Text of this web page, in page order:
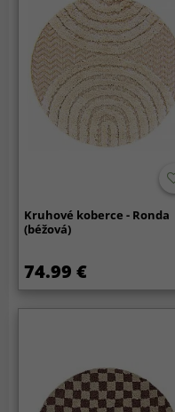
Kruhové koberce - Ronda
(béžová)
74.99 €